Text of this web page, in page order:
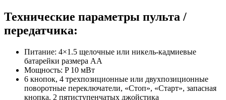
Технические параметры пульта /
передатчика:
Питание: 4×1.5 щелочные или никель-кадмиевые
батарейки размера АА
Мощность: P 10 мВт
6 кнопок, 4 трехпозиционные или двухпозиционные
поворотные переключатели, «Стоп», «Старт», запасная
кнопка. 2 пятиступенчатых джойстика